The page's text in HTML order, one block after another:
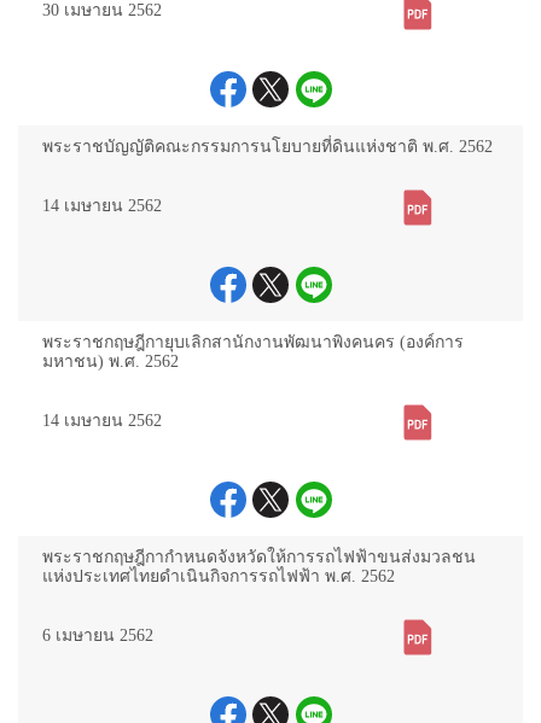
30 เมษายน 2562
พระราชบัญญัติคณะกรรมการนโยบายที่ดินแห่งชาติ พ.ศ. 2562
14 เมษายน 2562
พระราชกฤษฎีกายุบเลิกสานักงานพัฒนาพิงคนคร (องค์การ
มหาชน) พ.ศ. 2562
14 เมษายน 2562
พระราชกฤษฎีกากำหนดจังหวัดให้การรถไฟฟ้าขนส่งมวลชน
แห่งประเทศไทยดำเนินกิจการรถไฟฟ้า พ.ศ. 2562
6 เมษายน 2562